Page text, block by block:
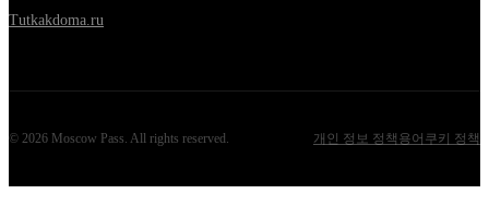
Tutkakdoma.ru
© 2026 Moscow Pass. All rights reserved. 개인 정보 정책 용어 쿠키 정책